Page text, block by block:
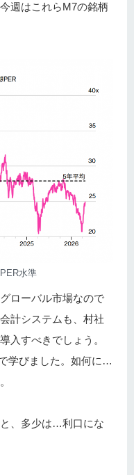
週はこれらM7の銘柄
水準
ローバル市場なので
計システムも、村社
入すべきでしょう。
学びました。如何に…
、多少は…利口にな